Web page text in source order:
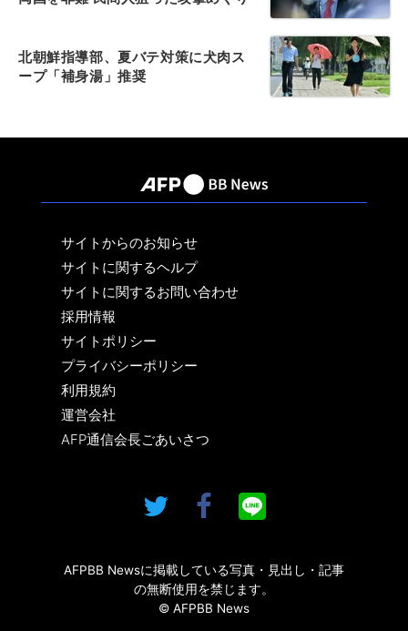
北朝鮮指導部、夏バテ対策に犬肉ス
ープ「補身湯」推奨
サイトからのお知らせ
サイトに関するヘルプ
サイトに関するお問い合わせ
採用情報
サイトポリシー
プライバシーポリシー
利用規約
運営会社
AFP通信会長ごあいさつ
AFPBB Newsに掲載している写真・見出し・記事
の無断使用を禁じます。
© AFPBB News